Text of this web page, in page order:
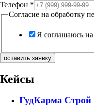
Телефон *
Согласие на обработку
Я соглашаюсь на
оставить заявку
Кейсы
ГудКарма Строй